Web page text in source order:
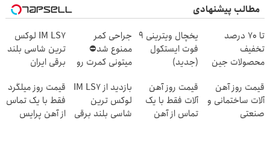
مطالب پیشنهادی
تا 70 درصد
تخفیف
محصولات جین
4 قسط
یخچال ویترینی 9
فوت ایستکول
(جدید)
جراحی کمر
ممنوع شد⛔
میتونی کمرت رو
کنی! 👈🏻
پرسش‌نامه
IM LS7 لوکس
ترین شاسی بلند
برقی ایران
قیمت روز آهن
آلات ساختمانی و
صنعتی
قیمت روز آهن
آلات فقط با یک
تماس از آهن
بازدید از IM LS7
لوکس ترین
شاسی بلند برقی
قیمت روز میلگرد
فقط با یک تماس
از آهن پرایس